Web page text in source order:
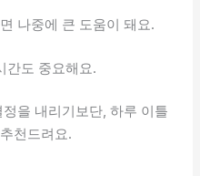
나중에 큰 도움이 돼요.
간도 중요해요.
을 내리기보단, 하루 이틀
천드려요.